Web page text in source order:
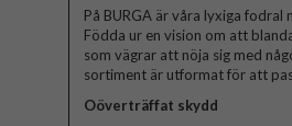
På BURGA är våra lyxiga
Födda ur en vision om att
som vägrar att nöja sig med
sortiment är utformat för att
Oöverträffat skydd